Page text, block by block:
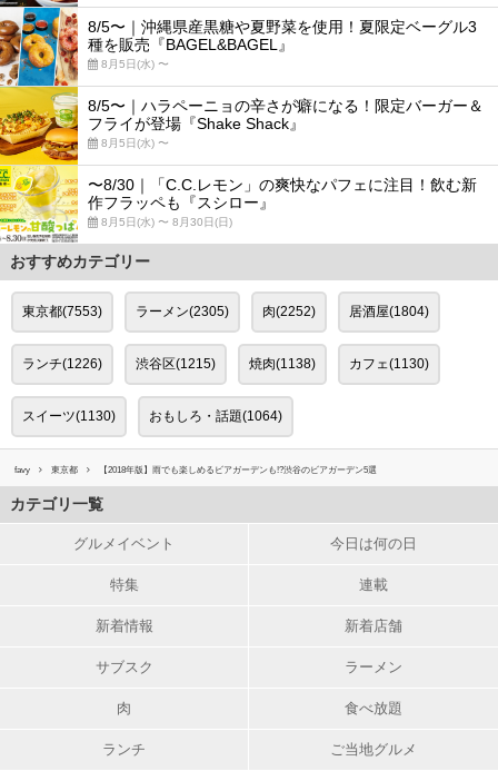
8/5〜｜沖縄県産黒糖や夏野菜を使用！夏限定ベーグル3
種を販売『BAGEL&BAGEL』
8月5日(水) 〜
8/5〜｜ハラペーニョの辛さが癖になる！限定バーガー＆
フライが登場『Shake Shack』
8月5日(水) 〜
〜8/30｜「C.C.レモン」の爽快なパフェに注目！飲む新
作フラッペも『スシロー』
8月5日(水) 〜 8月30日(日)
おすすめカテゴリー
東京都(7553) ラーメン(2305) 肉(2252) 居酒屋(1804)
ランチ(1226) 渋谷区(1215) 焼肉(1138) カフェ(1130)
スイーツ(1130) おもしろ・話題(1064)
favy 東京都 【2018年版】雨でも楽しめるビアガーデンも!?渋谷のビアガーデン5選
カテゴリ一覧
グルメイベント 今日は何の日
特集 連載
新着情報 新着店舗
サブスク ラーメン
肉 食べ放題
ランチ ご当地グルメ